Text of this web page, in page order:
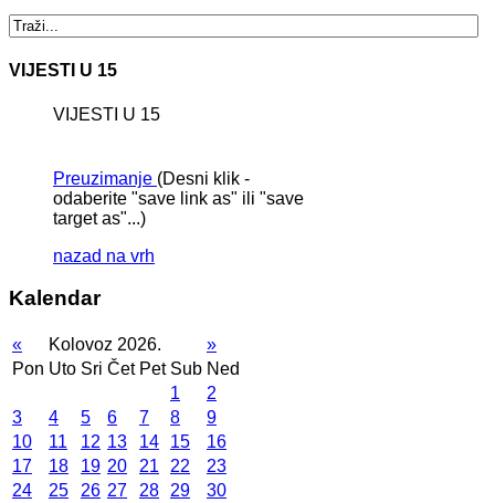
VIJESTI U 15
VIJESTI U 15
Preuzimanje (Desni klik -
odaberite "save link as" ili "save
target as"...)
nazad na vrh
Kalendar
« Kolovoz 2026.
»
Pon Uto Sri Čet Pet Sub Ned
1
2
3
4 5 6 7 8
9
10
11 12 13 14 15
16
17
18 19 20 21 22
23
24
25 26 27 28 29
30